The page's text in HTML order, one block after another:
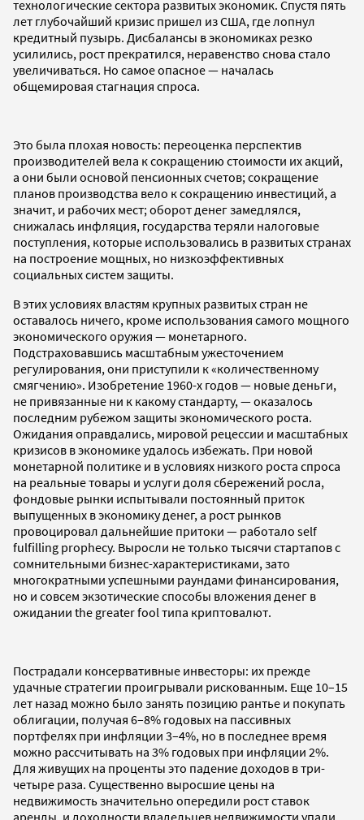
технологические сектора развитых экономик. Спустя пять
лет глубочайший кризис пришел из США, где лопнул
кредитный пузырь. Дисбалансы в экономиках резко
усилились, рост прекратился, неравенство снова стало
увеличиваться. Но самое опасное — началась
общемировая стагнация спроса.
Это была плохая новость: переоценка перспектив
производителей вела к сокращению стоимости их акций,
а они были основой пенсионных счетов; сокращение
планов производства вело к сокращению инвестиций, а
значит, и рабочих мест; оборот денег замедлялся,
снижалась инфляция, государства теряли налоговые
поступления, которые использовались в развитых странах
на построение мощных, но низкоэффективных
социальных систем защиты.
В этих условиях властям крупных развитых стран не
оставалось ничего, кроме использования самого мощного
экономического оружия — монетарного.
Подстраховавшись масштабным ужесточением
регулирования, они приступили к «количественному
смягчению». Изобретение 1960-х годов — новые деньги,
не привязанные ни к какому стандарту, — оказалось
последним рубежом защиты экономического роста.
Ожидания оправдались, мировой рецессии и масштабных
кризисов в экономике удалось избежать. При новой
монетарной политике и в условиях низкого роста спроса
на реальные товары и услуги доля сбережений росла,
фондовые рынки испытывали постоянный приток
выпущенных в экономику денег, а рост рынков
провоцировал дальнейшие притоки — работало self
fulfilling prophecy. Выросли не только тысячи стартапов с
сомнительными бизнес-характеристиками, зато
многократными успешными раундами финансирования,
но и совсем экзотические способы вложения денег в
ожидании the greater fool типа криптовалют.
Пострадали консервативные инвесторы: их прежде
удачные стратегии проигрывали рискованным. Еще 10–15
лет назад можно было занять позицию рантье и покупать
облигации, получая 6–8% годовых на пассивных
портфелях при инфляции 3–4%, но в последнее время
можно рассчитывать на 3% годовых при инфляции 2%.
Для живущих на проценты это падение доходов в три-
четыре раза. Существенно выросшие цены на
недвижимость значительно опередили рост ставок
аренды, и доходности владельцев недвижимости упали.